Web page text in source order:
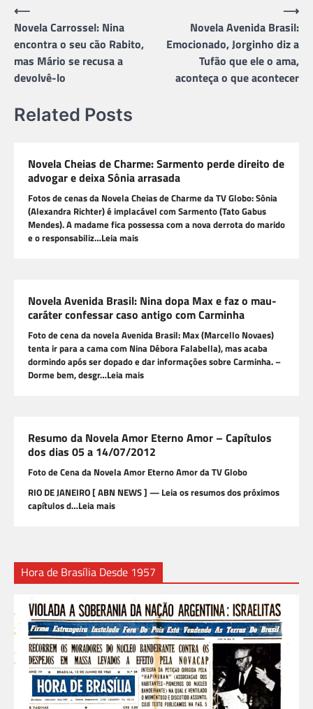
Navegação
de
Post
⟵
Novela Carrossel: Nina
encontra o seu cão Rabito,
mas Mário se recusa a
devolvê-lo
Novela Avenida Brasil:
Emocionado, Jorginho diz a
Tufão que ele o ama,
aconteça o que acontecer
⟶
Related Posts
Novela Cheias de Charme: Sarmento perde direito de
advogar e deixa Sônia arrasada
Fotos de cenas da Novela Cheias de Charme da TV Globo: Sônia
(Alexandra Richter) é implacável com Sarmento (Tato Gabus
Mendes). A madame fica possessa com a nova derrota do marido
e o responsabiliz…Leia mais
Novela Avenida Brasil: Nina dopa Max e faz o mau-
caráter confessar caso antigo com Carminha
Foto de cena da novela Avenida Brasil: Max (Marcello Novaes)
tenta ir para a cama com Nina Débora Falabella), mas acaba
dormindo após ser dopado e dar informações sobre Carminha. –
Dorme bem, desgr…Leia mais
Resumo da Novela Amor Eterno Amor – Capítulos
dos dias 05 a 14/07/2012
Foto de Cena da Novela Amor Eterno Amor da TV Globo
RIO DE JANEIRO [ ABN NEWS ] — Leia os resumos dos próximos
capítulos d…Leia mais
Hora de Brasília Desde 1957